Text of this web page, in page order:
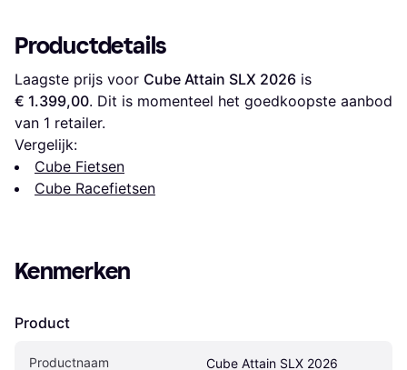
Productdetails
Laagste prijs voor Cube Attain SLX 2026
€ 1.399,00. Dit is momenteel het goedkoopste aanbod
van 1 retailer.
Vergelijk:
Cube Fietsen
Cube Racefietsen
Kenmerken
Product
Productnaam Cube Attain SLX 2026